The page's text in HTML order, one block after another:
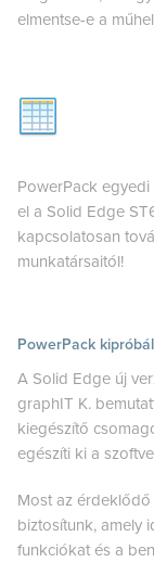
elmentse-e a
PowerPack
el a Solid Edge
kapcsolatosan
munkatársaitól!
PowerPack
A Solid Edge új
graphIT K.
kiegészítő
egészíti ki a
Most az
biztosítunk, amely
funkciókat és a